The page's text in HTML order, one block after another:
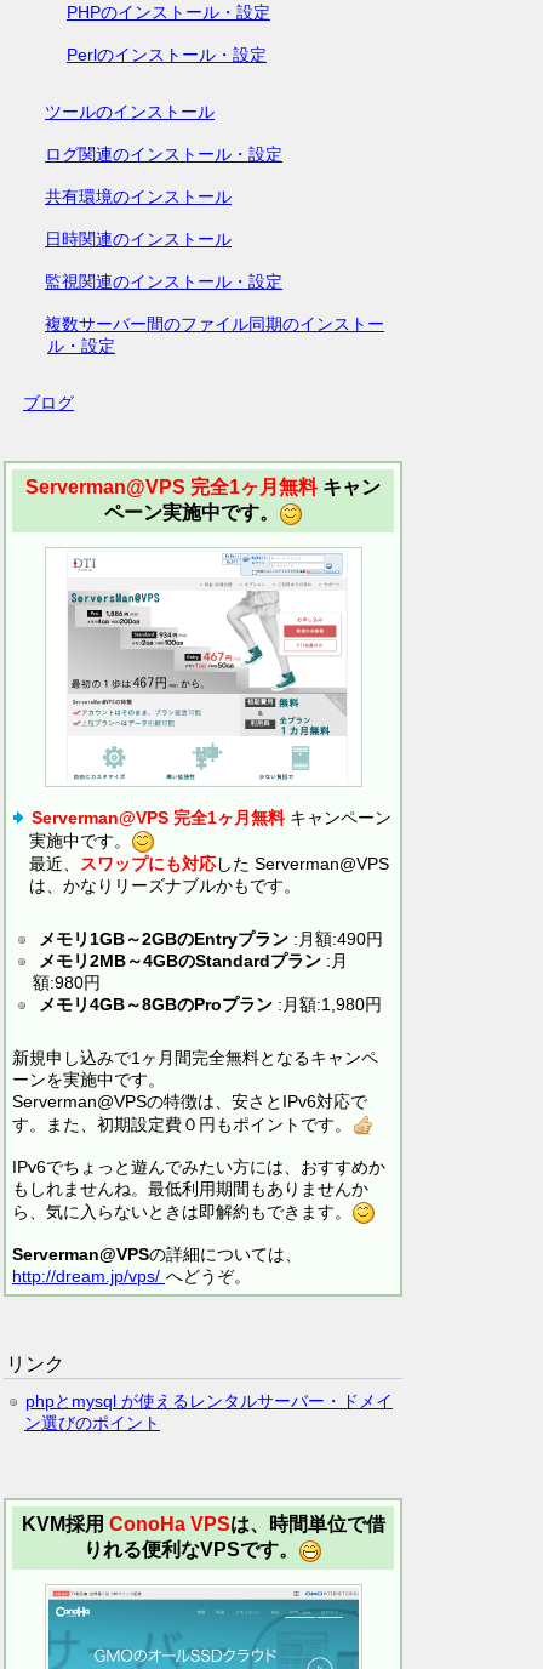
PHPのインストール・設定
Perlのインストール・設定
ツールのインストール
ログ関連のインストール・設定
共有環境のインストール
日時関連のインストール
監視関連のインストール・設定
複数サーバー間のファイル同期のインストー
ル・設定
ブログ
Serverman@VPS 完全1ヶ月無料キャン
ペーン実施中です。
Serverman@VPS 完全1ヶ月無料キャンペーン
実施中です。
最近、
スワップにも対応した Serverman@VPS
は、かなりリーズナブルかもです。
メモリ1GB～2GBのEntryプラン :月額:490円
メモリ2MB～4GBのStandardプラン :月
額:980円
メモリ4GB～8GBのProプラン :月額:1,980円
新規申し込みで1ヶ月間完全無料となるキャンペ
ーンを実施中です。
Serverman@VPSの特徴は、安さとIPv6対応で
す。また、初期設定費０円もポイントです。
IPv6でちょっと遊んでみたい方には、おすすめか
もしれませんね。最低利用期間もありませんか
ら、気に入らないときは即解約もできます。
Serverman@VPSの詳細については、
http://dream.jp/vps/ へどうぞ。
リンク
phpとmysql が使えるレンタルサーバー・ドメイ
ン選びのポイント
KVM採用 ConoHa VPSは、時間単位で借
りれる便利なVPSです。